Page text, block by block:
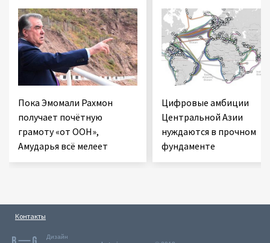
Пока Эмомали Рахмон
получает почётную
грамоту «от ООН»,
Амударья всё мелеет
Цифровые амбиции
Центральной Азии
нуждаются в прочном
фундаменте
Контакты
Дизайн